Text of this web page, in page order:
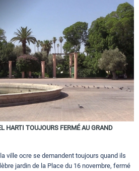
HARTI TOUJOURS FERMÉ AU GRAND
ville ocre se demandent toujours quand ils
jardin de la Place du 16 novembre, fermé